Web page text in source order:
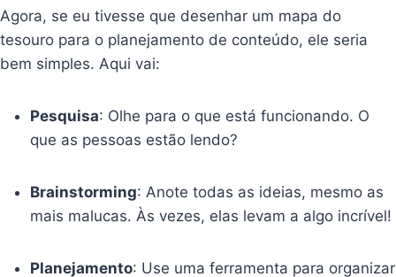
Agora, se eu tivesse que desenhar um mapa do
tesouro para o planejamento de conteúdo, ele seria
bem simples. Aqui vai:
Pesquisa: Olhe para o que está funcionando. O
que as pessoas estão lendo?
Brainstorming: Anote todas as ideias, mesmo as
mais malucas. Às vezes, elas levam a algo incrível!
Planejamento: Use uma ferramenta para organizar